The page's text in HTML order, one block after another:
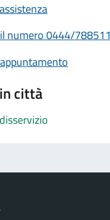
numero 0444/788511
città